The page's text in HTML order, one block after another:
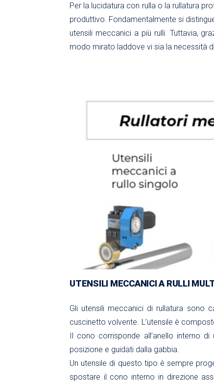
Per la lucidatura con rulla o la rullatura
produttivo. Fondamentalmente si
utensili meccanici a più rulli. Tuttavia,
modo mirato laddove vi sia la necessità
UTENSILI MECCANICI A RULLI
Gli utensili meccanici di rullatura sono
cuscinetto volvente. L’utensile è
Il cono corrisponde all’anello interno
posizione e guidati dalla gabbia.
Un utensile di questo tipo è sempre
spostare il cono interno in direzione